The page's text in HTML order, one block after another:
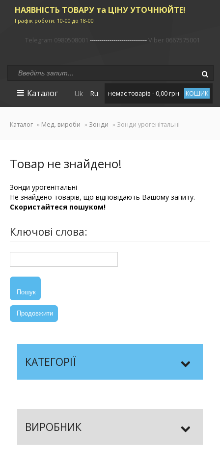
НАЯВНІСТЬ ТОВАРУ та ЦІНУ УТОЧНЮЙТЕ!
Графік роботи: 10-00 до 18-00
Telegram 0980508001 -----------------------------Viber 0667575001
Uk Ru немає товарів - 0,00 грн КОШИК
Каталог
Каталог » Мед. вироби » Зонди » Зонди урогенітальні
Товар не знайдено!
Зонди урогенітальні
Не знайдено товарів, що відповідають Вашому запиту.
Скористайтеся пошуком!
Ключові слова:
Пошук
Продовжити
КАТЕГОРІЇ
ВИРОБНИК